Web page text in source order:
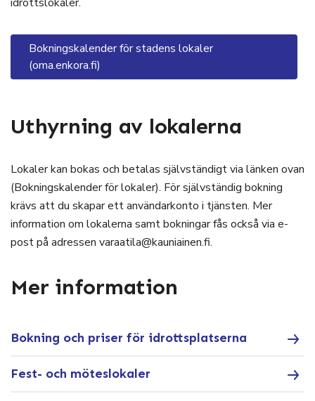
Bokningskalender för stadens lokaler
(oma.enkora.fi)
Uthyrning av lokalerna
Lokaler kan bokas och betalas självständigt via länken ovan
(Bokningskalender för lokaler). För självständig bokning
krävs att du skapar ett användarkonto i tjänsten. Mer
information om lokalerna samt bokningar fås också via e-
post på adressen varaatila@kauniainen.fi.
Mer information
Bokning och priser för idrottsplatserna
Fest- och möteslokaler